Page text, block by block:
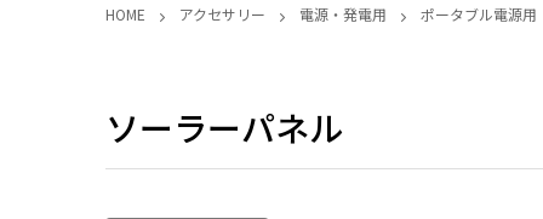
HOME アクセサリー 電源・発電用 ポータブル電源用
ソーラーパネル